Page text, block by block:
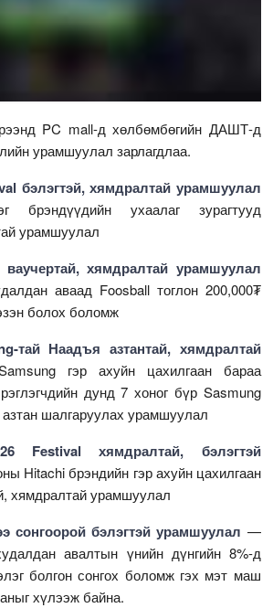
PC mall-д хөлбөмбөгийн ДАШТ-д
урамшуулал зарлагдлаа.
бэлэгтэй, хямдралтай урамшуулал
брэндүүдийн ухаалаг зурагтууд
урамшуулал
ваучертай, хямдралтай урамшуулал
аваад Foosball тоглон 200,000₮
болох боломж
тай Наадъя азтантай, хямдралтай
гэр ахуйн цахилгаан бараа
дунд 7 хоног бүр Sasmung
шалгаруулах урамшуулал
Festival хямдралтай, бэлэгтэй
Hitachi брэндийн гэр ахуйн цахилгаан
хямдралтай урамшуулал
сонгоорой бэлэгтэй урамшуулал —
авалтын үнийн дүнгийн 8%-д
болгон сонгох боломж гэх мэт маш
хүлээж байна.